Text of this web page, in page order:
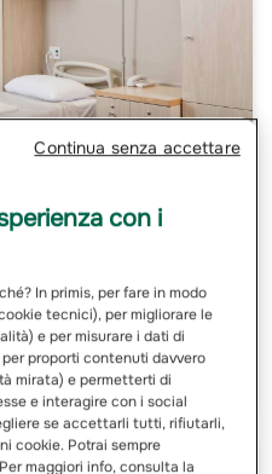
e ricovero porti a
in ospedale
salute e il benessere sono
medici.
con i
In primis, per fare in modo
tecnici), per migliorare le
e per misurare i dati di
proporti contenuti davvero
mirata) e permetterti di
e interagire con i social
se accettarli tutti, rifiutarli,
cookie. Potrai sempre
maggiori info, consulta la
Continua senza accettare